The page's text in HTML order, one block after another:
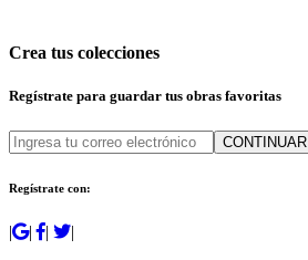
Crea tus colecciones
Regístrate para guardar tus obras favoritas
CONTINUAR
Regístrate con:
| | | |